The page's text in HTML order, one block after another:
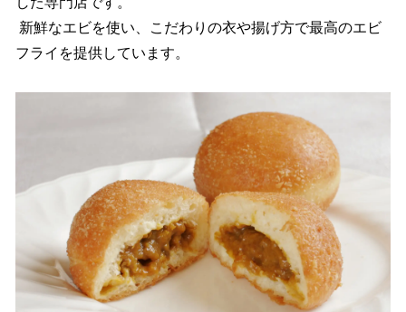
新鮮なエビを使い、こだわりの衣や揚げ方で最高のエビ
フライを提供しています。